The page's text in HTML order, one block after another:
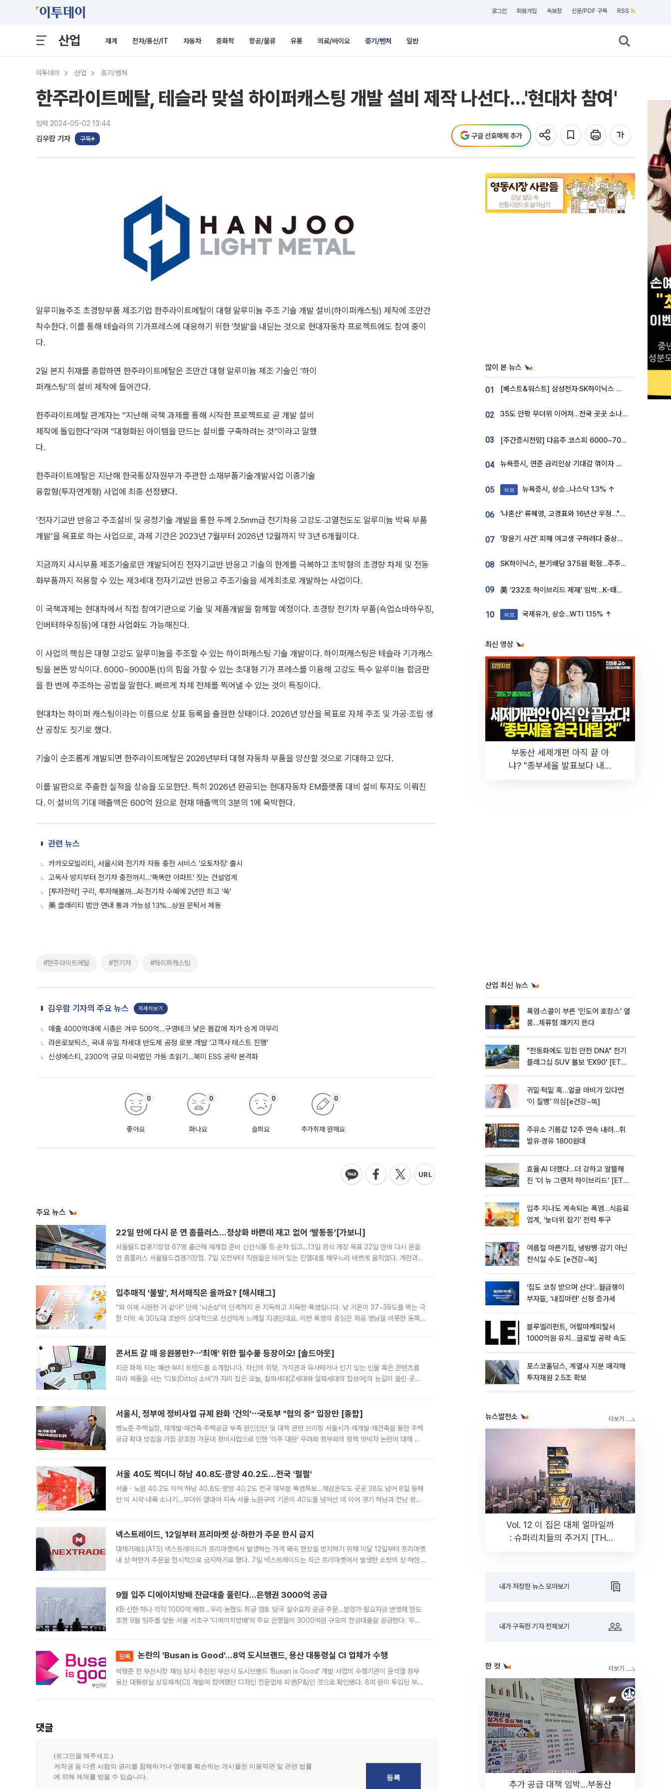
로그인 회원가입 속보창 신문/PDF 구독 RSS
산업 재계 전자/통신/IT 자동차 중화학 항공/물류 유통 의료/바이오 중기/벤처 일반
이투데이 산업 중기/벤처
한주라이트메탈, 테슬라 맞설 하이퍼캐스팅 개발 설비 제작 나선다…'현대차 참여'
입력 2024-05-02 13:44
김우람 기자 구독 구글 선호매체 추가
알루미늄주조 초경량부품 제조기업 한주라이트메탈이 대형 알루미늄 주조 기술 개발 설비(하이퍼캐스팅) 제작에 조만간
착수한다. 이를 통해 테슬라의 기가프레스에 대응하기 위한 '첫발'을 내딛는 것으로 현대자동차 프로젝트에도 참여 중이
다.
2일 본지 취재를 종합하면 한주라이트메탈은 조만간 대형 알루미늄 제조 기술인 ‘하이
퍼캐스팅’의 설비 제작에 들어간다.
한주라이트메탈 관계자는 “지난해 국책 과제를 통해 시작한 프로젝트로 곧 개발 설비
제작에 돌입한다”라며 “대형화된 아이템을 만드는 설비를 구축하려는 것”이라고 말했
다.
한주라이트메탈은 지난해 한국통상자원부가 주관한 소재부품기술개발사업 이종기술
융합형(투자연계형) 사업에 최종 선정됐다.
‘전자기교반 반응고 주조설비 및 공정기술 개발을 통한 두께 2.5mm급 전기차용 고강도·고열전도도 알루미늄 박육 부품
개발’을 목표로 하는 사업으로, 과제 기간은 2023년 7월부터 2026년 12월까지 약 3년 6개월이다.
지금까지 샤시부품 제조기술로만 개발되어진 전자기교반 반응고 기술의 한계를 극복하고 초박형의 초경량 차체 및 전동
화부품까지 적용할 수 있는 제3세대 전자기교반 반응고 주조기술을 세계최초로 개발하는 사업이다.
이 국책과제는 현대차에서 직접 참여기관으로 기술 및 제품개발을 함께할 예정이다. 초경량 전기차 부품(쇽업쇼바하우징,
인버터하우징등)에 대한 사업화도 가능해진다.
이 사업의 핵심은 대형 고강도 알루미늄을 주조할 수 있는 하이퍼캐스팅 기술 개발이다. 하이퍼캐스팅은 테슬라 기가캐스
팅을 본뜬 방식이다. 6000~9000톤(t)의 힘을 가할 수 있는 초대형 기가 프레스를 이용해 고강도 특수 알루미늄 합금판
을 한 번에 주조하는 공법을 말한다. 빠르게 차체 전체를 찍어낼 수 있는 것이 특징이다.
현대차는 하이퍼 캐스팅이라는 이름으로 상표 등록을 출원한 상태이다. 2026년 양산을 목표로 자체 주조 및 가공·조립 생
산 공장도 짓기로 했다.
기술이 순조롭게 개발되면 한주라이트메탈은 2026년부터 대형 자동차 부품을 양산할 것으로 기대하고 있다.
이를 발판으로 주춤한 실적을 상승을 도모한단. 특히 2026년 완공되는 현대자동차 EM플랫폼 대비 설비 투자도 이뤄진
다. 이 설비의 기대 매출액은 600억 원으로 현재 매출액의 3분의 1에 육박한다.
관련 뉴스
카카오모빌리티, 서울시와 전기차 자동 충전 서비스 '오토차징' 출시
고독사 방지부터 전기차 충전까지…'똑똑한 아파트' 짓는 건설업계
[투자전략] 구리, 투자해볼까…AI·전기차 수혜에 2년만 최고 ‘쑥’
美 클래리티 법안 연내 통과 가능성 13%…상원 문턱서 제동
#한주라이트메탈 #전기차 #하이퍼캐스팅
김우람 기자의 주요 뉴스 자세히보기
매출 4000억대에 시총은 겨우 500억…구영테크 낮은 몸값에 저가 승계 마무리
라온로보틱스, 국내 유일 차세대 반도체 공정 로봇 개발 ‘고객사 테스트 진행’
신성에스티, 2300억 규모 미국법인 가동 초읽기…북미 ESS 공략 본격화
좋아요
0
화나요
0
슬퍼요
0
추가취재 원해요
0
주요 뉴스
22일 만에 다시 문 연 홈플러스…정상화 바쁜데 재고 없어 ‘발동동’[가보니]
서울월드컵경기장점 67명 출근해 재개점 준비 신선식품 등 순차 입고…13일 정식 개장 목표 22일 만에 다시 문을
연 홈플러스 서울월드컵경기장점. 7일 오전부터 직원들은 비어 있는 진열대를 채우느라 바쁘게 움직였다. 계란과
입추매직 '불발', 처서매직은 올까요? [해시태그]
“와 이제 시원한 거 같아” 단체 ‘뇌손상’의 단계까지 온 지독하고 지독한 폭염입니다. 낮 기온이 37~39도를 찍는 극
한 더위 속 30도대 초반이 상대적으로 선선하게 느껴질 지경인데요. 이번 폭염의 중심은 처음 영남을 비롯한 동쪽
콘서트 갈 때 응원봉만?⋯'최애' 위한 필수품 등장이오! [솔드아웃]
지금 화제 되는 패션·뷰티 트렌드를 소개합니다. 자신의 취향, 가치관과 유사하거나 인기 있는 인물 혹은 콘텐츠를
따라 제품을 사는 '디토(Ditto) 소비'가 자리 잡은 오늘, 잘파세대(Z세대와 알파세대의 합성어)의 눈길이 쏠린 곳은
서울시, 정부에 정비사업 규제 완화 '건의'⋯국토부 "협의 중" 입장만 [종합]
명노준 주택실장, 재개발·재건축 주택공급 부족 원인진단 및 대책 관련 브리핑 서울시가 재개발·재건축을 통한 주택
공급 확대 방침을 거듭 강조한 가운데 정비사업으로 인한 '이주 대란' 우려와 정부와의 정책 엇박자 논란에 대해 정
서울 40도 찍더니 하남 40.8도·광양 40.2도…전국 '펄펄'
서울ㆍ노원 40.2도 이어 하남 40.8도·광양 40.2도 전국 대부분 폭염특보…체감온도도 곳곳 38도 넘어 8일 동해
안 비 시작·내륙 소나기…무더위·열대야 지속 서울 노원구의 기온이 40도를 넘어선 데 이어 경기 하남과 전남 광양
넥스트레이드, 12일부터 프리마켓 상·하한가 주문 한시 금지
대체거래소(ATS) 넥스트레이드가 프리마켓에서 발생하는 가격 왜곡 현상을 방지하기 위해 이달 12일부터 프리마켓
내 상·하한가 주문을 한시적으로 금지하기로 했다. 7일 넥스트레이드는 최근 프리마켓에서 발생한 소량의 상·하한
9월 입주 디에이치방배 잔금대출 풀린다…은행권 3000억 공급
KB·신한·하나 각각 1000억 배정…우리·농협도 취급 검토 당국 실수요자 공급 주문…분양가·필요자금 반영해 한도
조정 9월 입주를 앞둔 서울 서초구 ‘디에이치방배’에 주요 은행들이 3000억원 규모의 잔금대출을 공급한다. 우리
단독 논란의 'Busan is Good'…8억 도시브랜드, 용산 대통령실 CI 업체가 수행
박형준 전 부산시장 재임 당시 추진된 부산시 도시브랜드 ‘Busan is Good’ 개발 사업의 수행기관이 윤석열 정부
용산 대통령실 상징체계(CI) 개발에 참여했던 디자인 전문업체 피앤(P&)인 것으로 확인됐다. 8억 원이 투입된 부산
댓글
많이 본 뉴스
01 [베스트&워스트] 삼성전자·SK하이닉스 밀린 한 주…상상인증권은 85% 급등
02 35도 안팎 무더위 이어져…전국 곳곳 소나기 [오늘 날씨]
03 [주간증시전망] 다음주 코스피 6000~7000⋯“外人 수급은 정책이 변수”
04 뉴욕증시, 연준 금리인상 기대감 꺾이자 상승...S&P500 사상 최고치 [종합]
05 속보 뉴욕증시, 상승...나스닥 1.3% ↑
06 '나혼산' 류혜영, 고경표와 16년산 우정…"자취방서 부모님과 마주쳐"
07 '장윤기 사건' 피해 여고생 구하려다 중상…고교생 의상자 지정
08 SK하이닉스, 분기배당 375원 확정…주주환원책 9월로 앞당겨 발표
09 美 ‘232조 하이브리드 제재’ 임박…K-태양광, 불확실성 털고 날개 다나
10 속보 국제유가, 상승...WTI 1.15% ↑
최신 영상
부동산 세제개편 아직 끝 아
냐? "종부세율 발표보다 내릴
산업 최신 뉴스
폭염·스콜이 부른 ‘인도어 호캉스’ 열
풍…체류형 패키지 뜬다
"전동화에도 입힌 안전 DNA" 전기
플래그십 SUV 볼보 'EX90' [ET의
귀밑·턱밑 혹…얼굴 마비가 있다면
‘이 질병’ 의심[e건강~쏙]
주유소 기름값 12주 연속 내려…휘
발유·경유 1800원대
효율·AI 더했다…더 강하고 알뜰해
진 ‘더 뉴 그랜저 하이브리드’ [ET의
입추 지나도 계속되는 폭염…식음료
업계, ‘늦더위 잡기’ 전력 투구
여름철 마른기침, 냉방병‧감기 아닌
천식일 수도 [e건강~쏙]
‘집도 코칭 받으며 산다’…월급쟁이
부자들, ‘내집마련’ 신청 증가세
블루엘리펀트, 어펄마캐피탈서
1000억원 유치…글로벌 공략 속도
포스코홀딩스, 계열사 지분 매각해
투자재원 2.5조 확보
뉴스발전소
Vol. 12 이 집은 대체 얼마일까
: 슈퍼리치들의 주거지 [THE
내가 저장한 뉴스 모아보기
내가 구독한 기자 전체보기
한 컷
추가 공급 대책 임박…부동산